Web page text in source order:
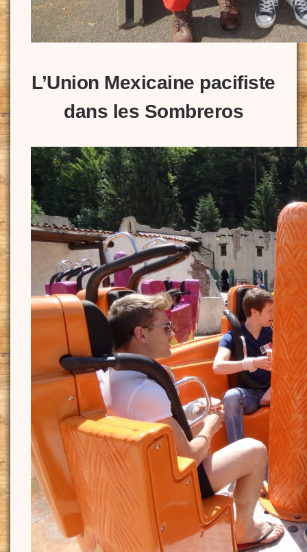
L’Union Mexicaine pacifiste
dans les Sombreros